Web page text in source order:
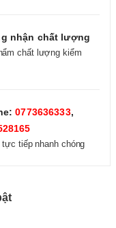
nhận chất lượng
chất lượng kiểm
0773636333,
tực tiếp nhanh chóng